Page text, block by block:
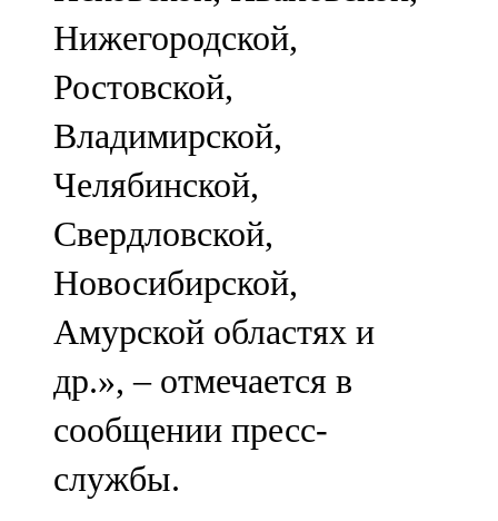
91,0 FM
Шәмәрдән
102,3 FM
Яңа чишмә
107,0 FM
Яр Чаллы
105,5 FM
Нижегородской,
Ростовской,
Владимирской,
Челябинской,
Свердловской,
Новосибирской,
Амурской областях и
др.», – отмечается в
сообщении пресс-
службы.